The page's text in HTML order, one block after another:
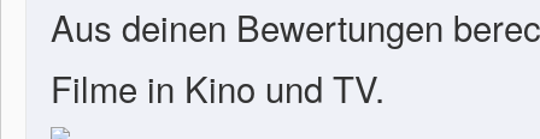
Aus deinen Bewertungen
Filme in Kino und TV.